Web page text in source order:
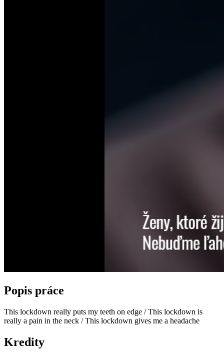
Popis práce
This lockdown really puts my teeth on edge / This lockdown is
really a pain in the neck / This lockdown gives me a headache
Kredity